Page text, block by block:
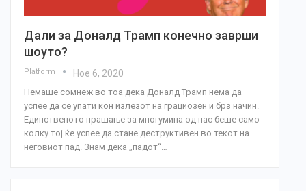
Дали за Доналд Трамп конечно заврши
шоуто?
Platform Ное 6, 2020
Немаше сомнеж во тоа дека Доналд Трамп нема да
успее да се упати кон излезот на грациозен и брз начин.
Единственото прашање за многумина од нас беше само
колку тој ќе успее да стане деструктивен во текот на
неговиот пад. Знам дека „падот“…